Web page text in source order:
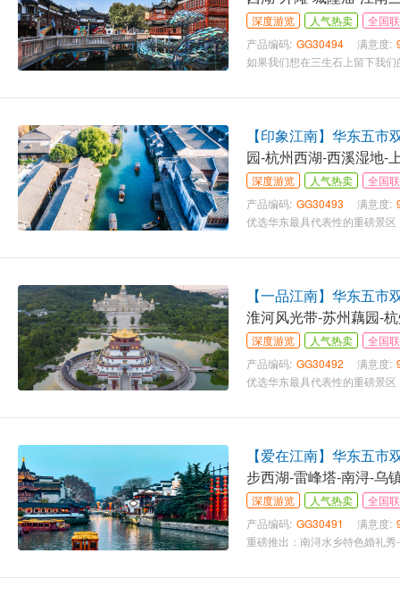
深度游览 人气热卖
全国
产品编码: GG30494 满意度:
【印象江南】华东五
园-杭州西湖-西溪湿地-
深度游览 人气热卖
全国
产品编码: GG30493 满意度:
【一品江南】华东五
淮河风光带-苏州藕园-
深度游览 人气热卖
全国
产品编码: GG30492 满意度:
【爱在江南】华东五
步西湖-雷峰塔-南浔-乌
深度游览 人气热卖
全国
产品编码: GG30491 满意度: